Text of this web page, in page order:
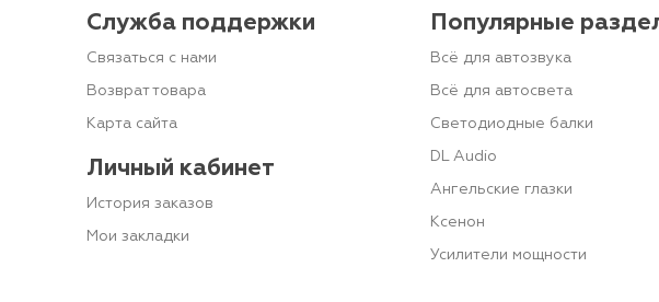
Служба поддержки
Связаться с нами
Возврат товара
Карта сайта
Личный кабинет
История заказов
Мои закладки
Популярные
Всё для автозвука
Всё для автосвета
Светодиодные балки
DL Audio
Ангельские глазки
Ксенон
Усилители мощности